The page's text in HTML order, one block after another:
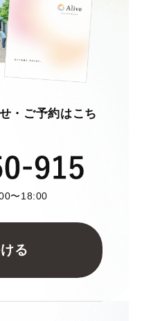
・ご予約はこち
〜18:00
る